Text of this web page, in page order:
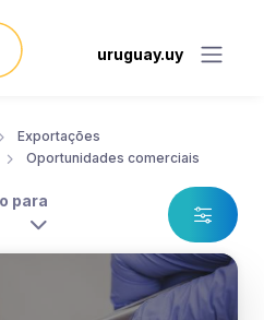
uruguay.uy
Exportações
Oportunidades comerciais
para